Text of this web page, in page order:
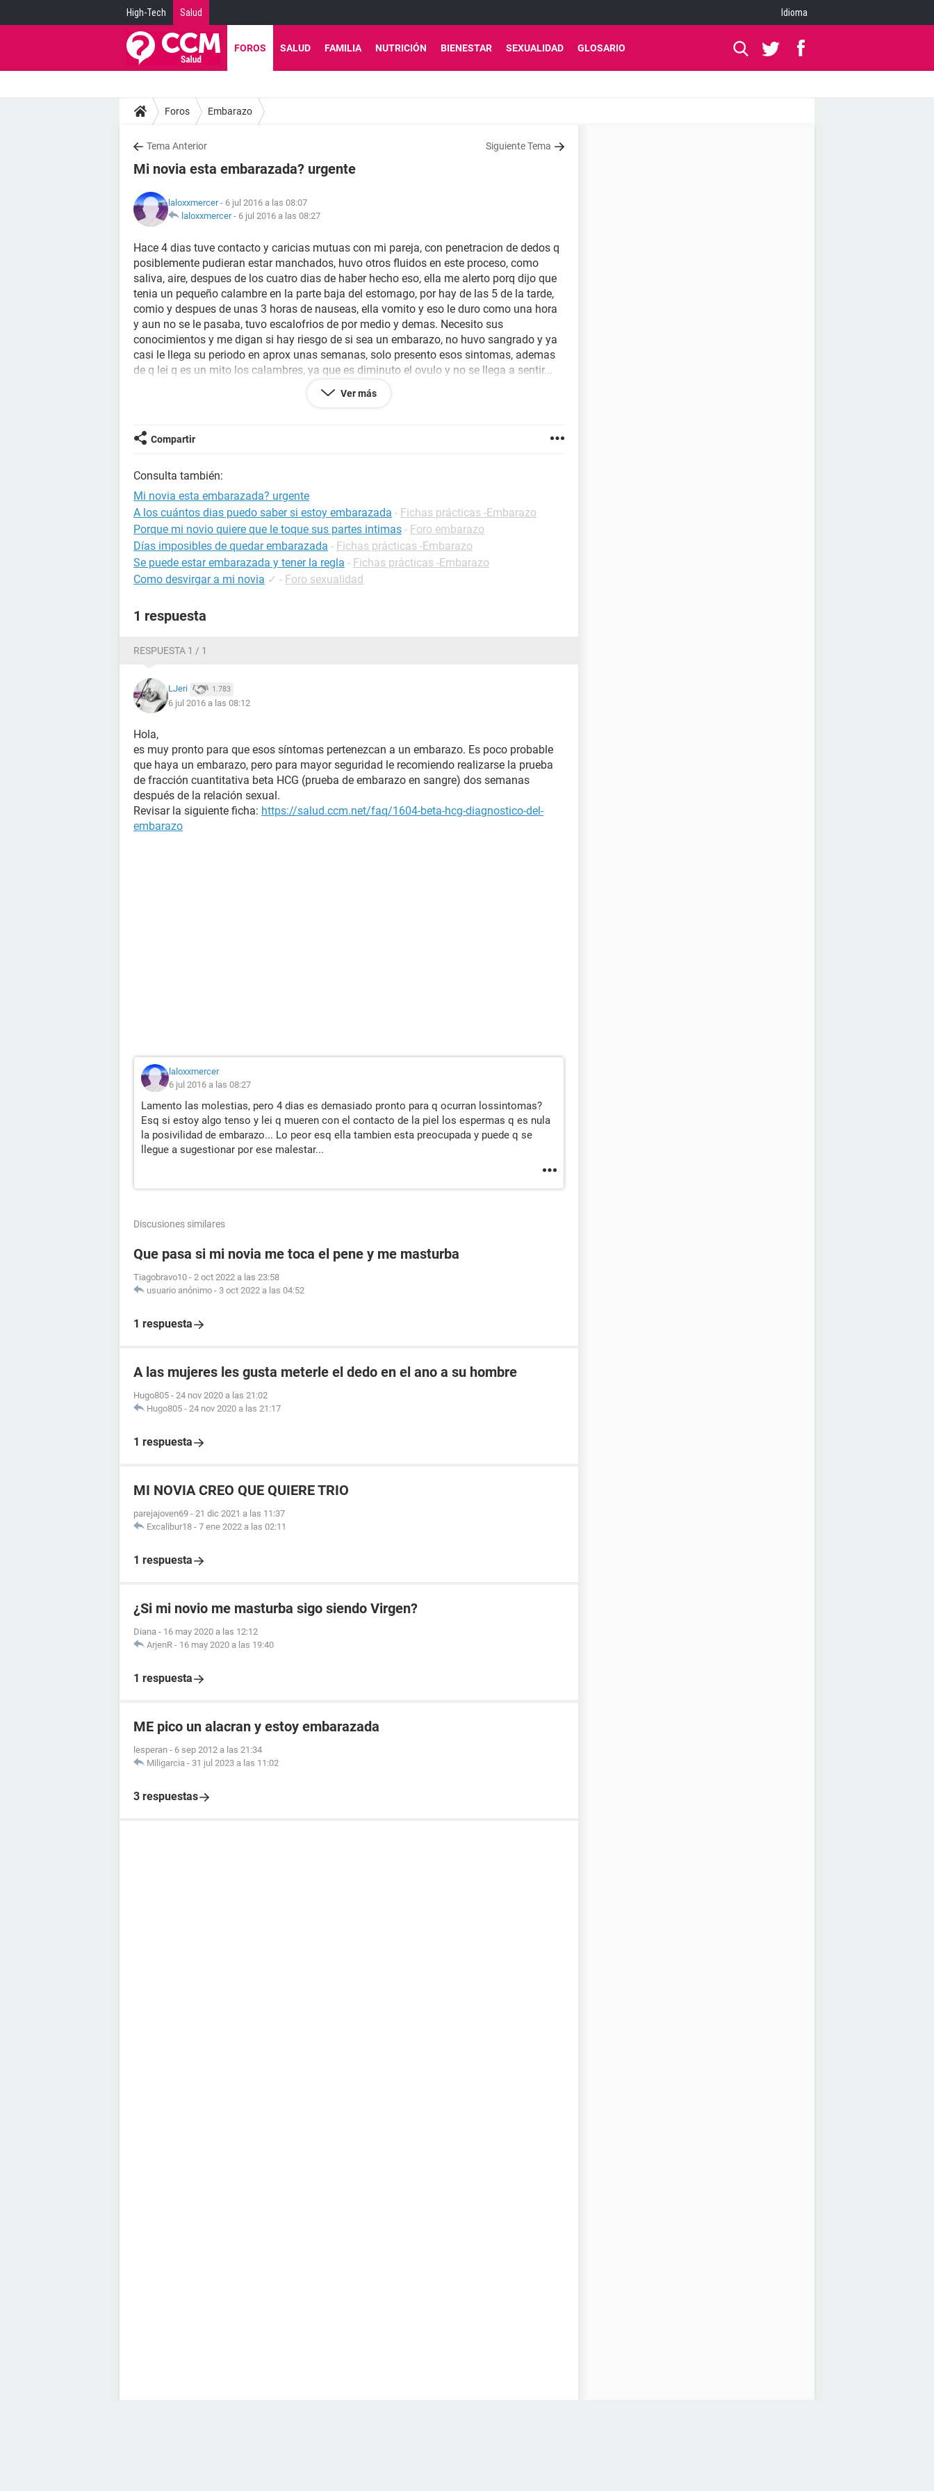
High-Tech Salud Idioma
FOROS SALUD FAMILIA NUTRICIÓN BIENESTAR SEXUALIDAD GLOSARIO
Foros Embarazo
Tema Anterior Siguiente Tema
Mi novia esta embarazada? urgente
laloxxmercer- 6 jul 2016 a las 08:07
laloxxmercer- 6 jul 2016 a las 08:27
Hace 4 dias tuve contacto y caricias mutuas con mi pareja, con penetracion de dedos q
posiblemente pudieran estar manchados, huvo otros fluidos en este proceso, como
saliva, aire, despues de los cuatro dias de haber hecho eso, ella me alerto porq dijo que
tenia un pequeño calambre en la parte baja del estomago, por hay de las 5 de la tarde,
comio y despues de unas 3 horas de nauseas, ella vomito y eso le duro como una hora
y aun no se le pasaba, tuvo escalofrios de por medio y demas. Necesito sus
conocimientos y me digan si hay riesgo de si sea un embarazo, no huvo sangrado y ya
casi le llega su periodo en aprox unas semanas, solo presento esos sintomas, ademas
de q lei q es un mito los calambres, ya que es diminuto el ovulo y no se llega a sentir...
ayude a comprender esto... No se en q paginas confiar, porfavor esto es serio y estoy
Ver más
Compartir
Consulta también:
Mi novia esta embarazada? urgente
A los cuántos dias puedo saber si estoy embarazada - Fichas prácticas -Embarazo
Porque mi novio quiere que le toque sus partes intimas - Foro embarazo
Días imposibles de quedar embarazada - Fichas prácticas -Embarazo
Se puede estar embarazada y tener la regla - Fichas prácticas -Embarazo
Como desvirgar a mi novia ✓ - Foro sexualidad
1 respuesta
RESPUESTA 1 / 1
LJeri 1.783
6 jul 2016 a las 08:12
Hola,
es muy pronto para que esos síntomas pertenezcan a un embarazo. Es poco probable
que haya un embarazo, pero para mayor seguridad le recomiendo realizarse la prueba
de fracción cuantitativa beta HCG (prueba de embarazo en sangre) dos semanas
después de la relación sexual.
Revisar la siguiente ficha: https://salud.ccm.net/faq/1604-beta-hcg-diagnostico-del-
embarazo
laloxxmercer
6 jul 2016 a las 08:27
Lamento las molestias, pero 4 dias es demasiado pronto para q ocurran lossintomas?
Esq si estoy algo tenso y lei q mueren con el contacto de la piel los espermas q es nula
la posivilidad de embarazo... Lo peor esq ella tambien esta preocupada y puede q se
llegue a sugestionar por ese malestar...
Discusiones similares
Que pasa si mi novia me toca el pene y me masturba
Tiagobravo10 - 2 oct 2022 a las 23:58
usuario anónimo - 3 oct 2022 a las 04:52
1 respuesta
A las mujeres les gusta meterle el dedo en el ano a su hombre
Hugo805 - 24 nov 2020 a las 21:02
Hugo805 - 24 nov 2020 a las 21:17
1 respuesta
MI NOVIA CREO QUE QUIERE TRIO
parejajoven69 - 21 dic 2021 a las 11:37
Excalibur18 - 7 ene 2022 a las 02:11
1 respuesta
¿Si mi novio me masturba sigo siendo Virgen?
Diana - 16 may 2020 a las 12:12
ArjenR - 16 may 2020 a las 19:40
1 respuesta
ME pico un alacran y estoy embarazada
lesperan - 6 sep 2012 a las 21:34
Miligarcia - 31 jul 2023 a las 11:02
3 respuestas